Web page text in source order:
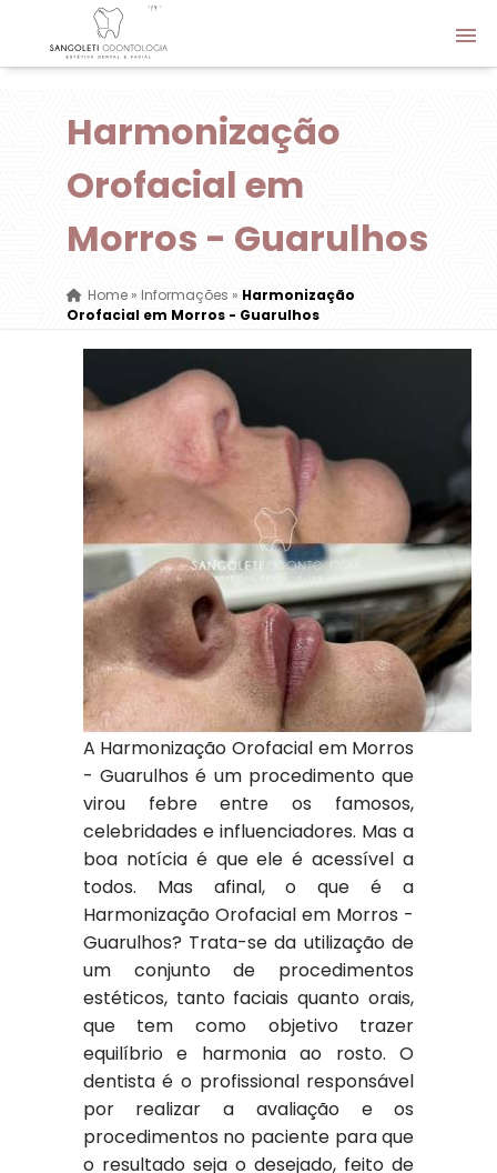
Harmonização
Orofacial em
Morros - Guarulhos
Home» Informações » Harmonização
Orofacial em Morros - Guarulhos
A Harmonização Orofacial em Morros
- Guarulhos é um procedimento que
virou febre entre os famosos,
celebridades e influenciadores. Mas a
boa notícia é que ele é acessível a
todos. Mas afinal, o que é a
Harmonização Orofacial em Morros -
Guarulhos? Trata-se da utilização de
um conjunto de procedimentos
estéticos, tanto faciais quanto orais,
que tem como objetivo trazer
equilíbrio e harmonia ao rosto. O
dentista é o profissional responsável
por realizar a avaliação e os
procedimentos no paciente para que
o resultado seja o desejado, feito de